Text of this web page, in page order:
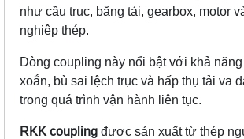
như cầu trục, băng tải, gearbox, motor
nghiệp thép.
Dòng coupling này nổi bật với khả
xoắn, bù sai lệch trục và hấp thụ tải va
trong quá trình vận hành liên tục.
RKK coupling được sản xuất từ thép